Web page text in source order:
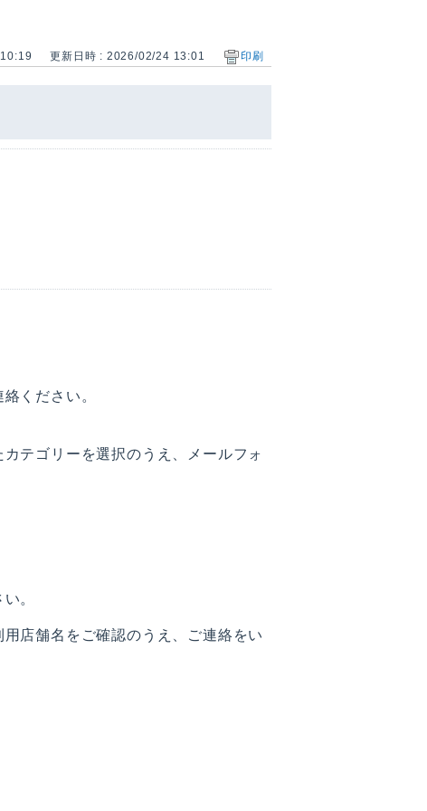
更新日時 : 2026/02/24 13:01 印刷
ください。
テゴリーを選択のうえ、メールフォ
。
店舗名をご確認のうえ、ご連絡をい